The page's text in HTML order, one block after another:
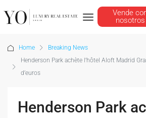
Vende
nosotros
Home
Breaking News
Henderson Park achète l’hôtel Aloft Madrid
d’euros
Henderson Park